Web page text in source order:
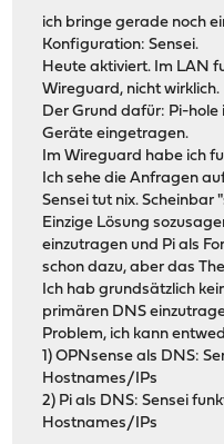
ich bringe gerade noch
Konfiguration: Sensei.
Heute aktiviert. Im LAN
Wireguard, nicht wirklich.
Der Grund dafür: Pi-
Geräte eingetragen.
Im Wireguard habe ich
Ich sehe die Anfragen
Sensei tut nix. Scheinbar
Einzige Lösung
einzutragen und Pi als
schon dazu, aber das
Ich hab grundsätzlich
primären DNS
Problem, ich kann
1) OPNsense als DNS:
Hostnames/IPs
2) Pi als DNS: Sensei
Hostnames/IPs